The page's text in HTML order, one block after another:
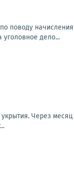
поводу
уголовное дело...
Через месяц